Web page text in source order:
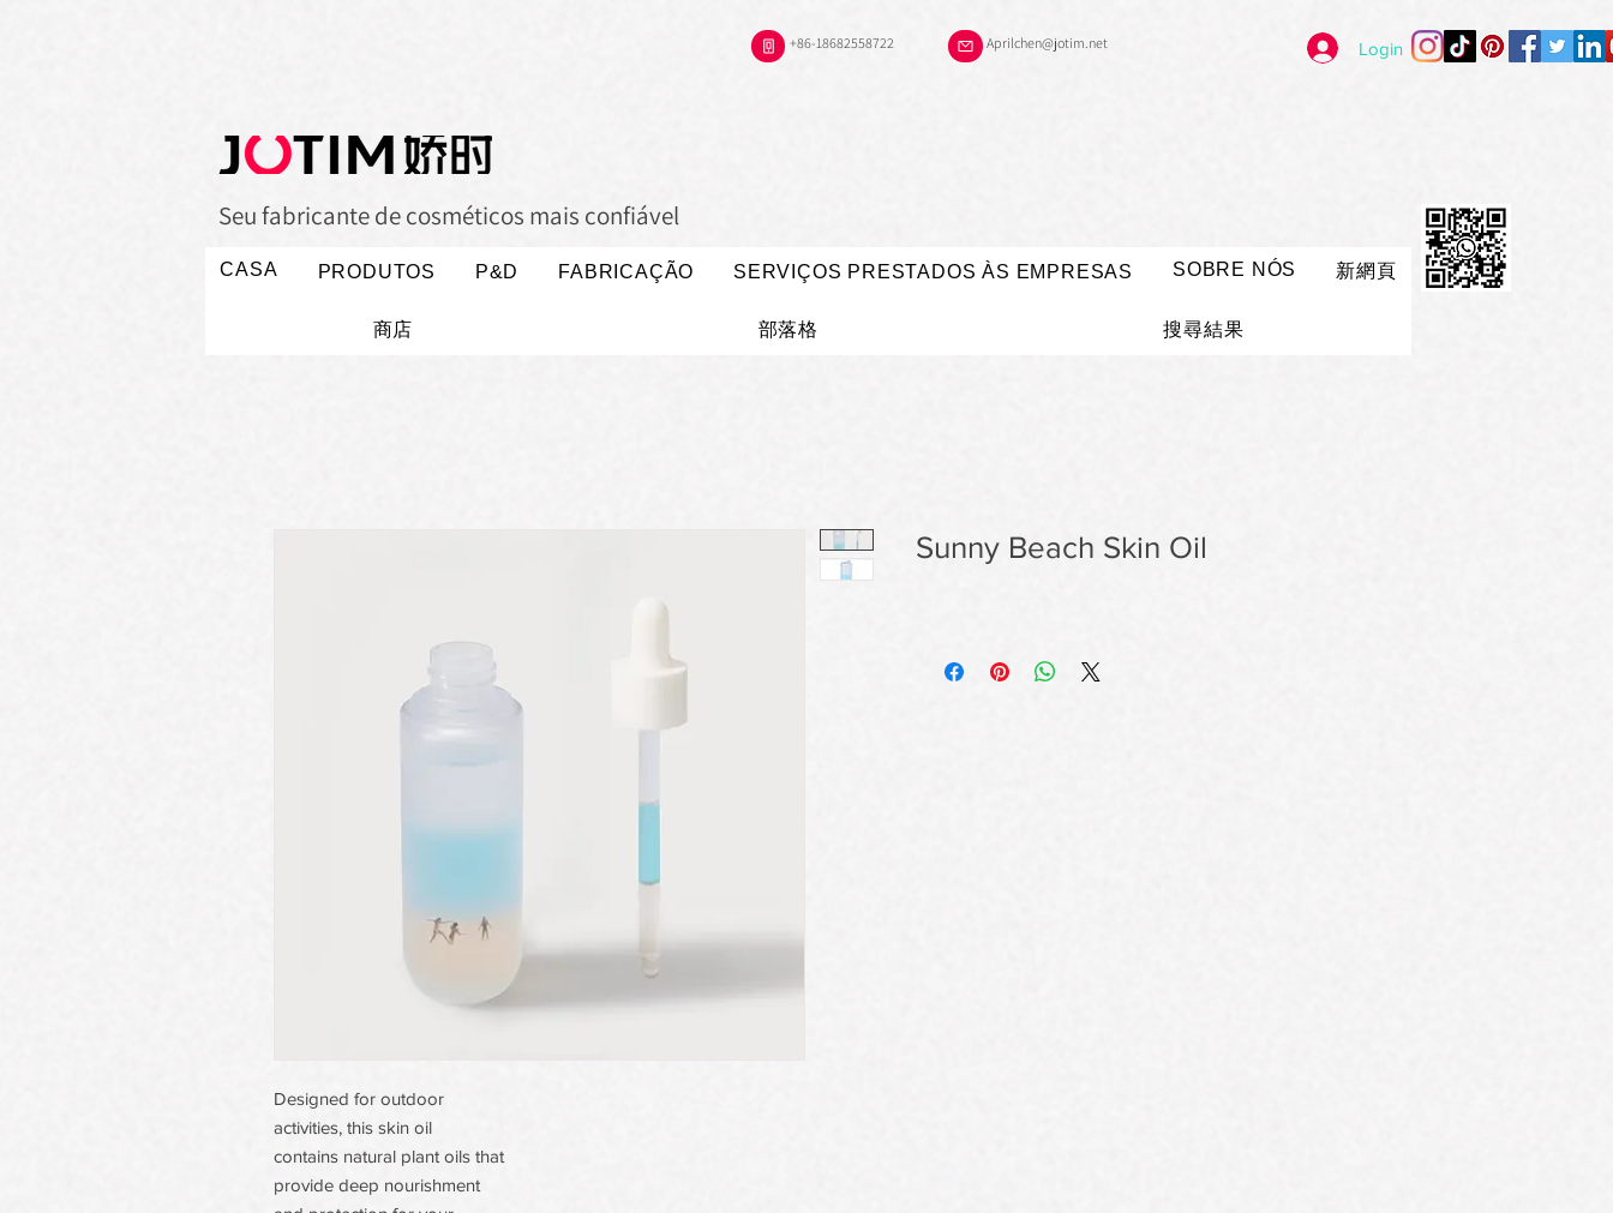
+86-18682558722 Login
Aprilchen@jotim.net
Seu fabricante de cosméticos mais confiável
CASA PRODUTOS P&D FABRICAÇÃO SERVIÇOS PRESTADOS ÀS EMPRESAS SOBRE NÓS 新網頁
商店 部落格 搜尋結果
Designed for outdoor
activities, this skin oil
contains natural plant oils that
provide deep nourishment
Sunny Beach Skin Oil